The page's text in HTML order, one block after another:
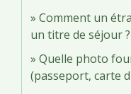
Comment un
un titre de séjour ?
Quelle photo
(passeport, carte